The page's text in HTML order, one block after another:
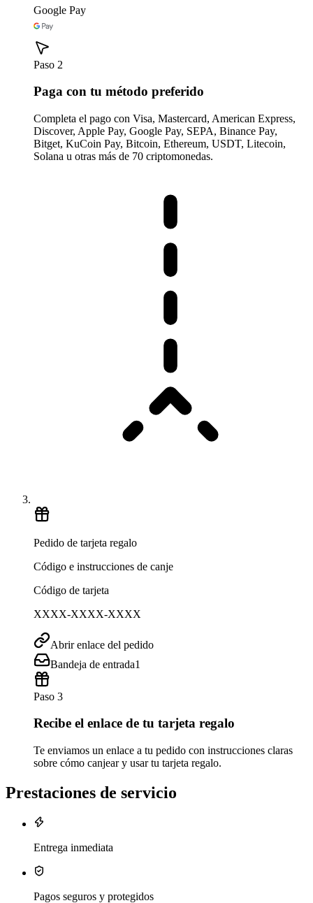
Google Pay
Paso 2
Paga con tu método preferido
Completa el pago con Visa, Mastercard, American Express,
Discover, Apple Pay, Google Pay, SEPA, Binance Pay,
Bitget, KuCoin Pay, Bitcoin, Ethereum, USDT, Litecoin,
Solana u otras más de 70 criptomonedas.
Pedido de tarjeta regalo
Código e instrucciones de canje
Código de tarjeta
XXXX-XXXX-XXXX
Abrir enlace del pedido
Bandeja de entrada1
Paso 3
Recibe el enlace de tu tarjeta regalo
Te enviamos un enlace a tu pedido con instrucciones claras
sobre cómo canjear y usar tu tarjeta regalo.
Prestaciones de servicio
Entrega inmediata
Pagos seguros y protegidos